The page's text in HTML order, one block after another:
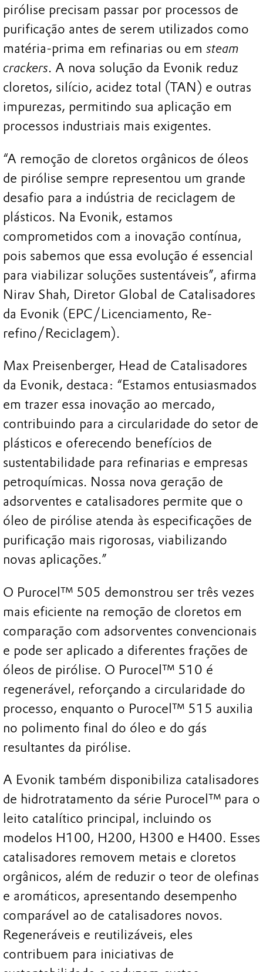
pirólise precisam passar por processos de
purificação antes de serem utilizados como
matéria-prima em refinarias ou em steam
crackers. A nova solução da Evonik reduz
cloretos, silício, acidez total (TAN) e outras
impurezas, permitindo sua aplicação em
processos industriais mais exigentes.
“A remoção de cloretos orgânicos de óleos
de pirólise sempre representou um grande
desafio para a indústria de reciclagem de
plásticos. Na Evonik, estamos
comprometidos com a inovação contínua,
pois sabemos que essa evolução é essencial
para viabilizar soluções sustentáveis”, afirma
Nirav Shah, Diretor Global de Catalisadores
da Evonik (EPC/Licenciamento, Re-
refino/Reciclagem).
Max Preisenberger, Head de Catalisadores
da Evonik, destaca: “Estamos entusiasmados
em trazer essa inovação ao mercado,
contribuindo para a circularidade do setor de
plásticos e oferecendo benefícios de
sustentabilidade para refinarias e empresas
petroquímicas. Nossa nova geração de
adsorventes e catalisadores permite que o
óleo de pirólise atenda às especificações de
purificação mais rigorosas, viabilizando
novas aplicações.”
O Purocel™ 505 demonstrou ser três vezes
mais eficiente na remoção de cloretos em
comparação com adsorventes convencionais
e pode ser aplicado a diferentes frações de
óleos de pirólise. O Purocel™ 510 é
regenerável, reforçando a circularidade do
processo, enquanto o Purocel™ 515 auxilia
no polimento final do óleo e do gás
resultantes da pirólise.
A Evonik também disponibiliza catalisadores
de hidrotratamento da série Purocel™ para o
leito catalítico principal, incluindo os
modelos H100, H200, H300 e H400. Esses
catalisadores removem metais e cloretos
orgânicos, além de reduzir o teor de olefinas
e aromáticos, apresentando desempenho
comparável ao de catalisadores novos.
Regeneráveis e reutilizáveis, eles
contribuem para iniciativas de